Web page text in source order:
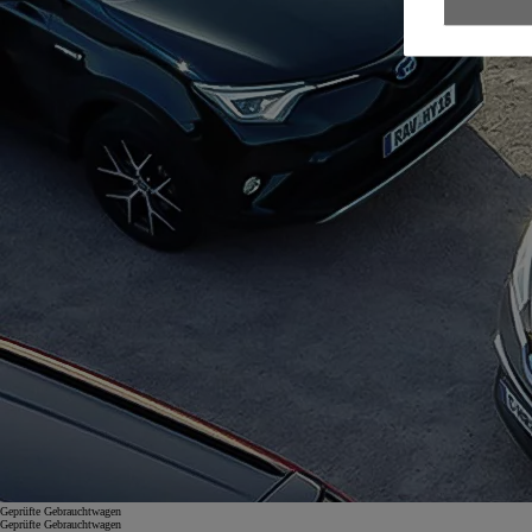
Geprüfte Gebrauchtwagen
Geprüfte Gebrauchtwagen